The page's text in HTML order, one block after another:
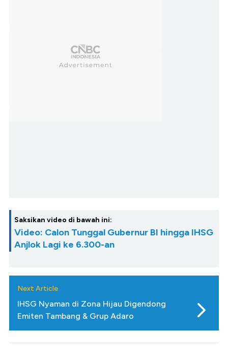
Saksikan video di bawah ini:
Video: Calon Tunggal Gubernur BI hingga IHSG
Anjlok Lagi ke 6.300-an
Next Article
IHSG Nyaman di Zona Hijau Digendong
Emiten Tambang & Grup Adaro